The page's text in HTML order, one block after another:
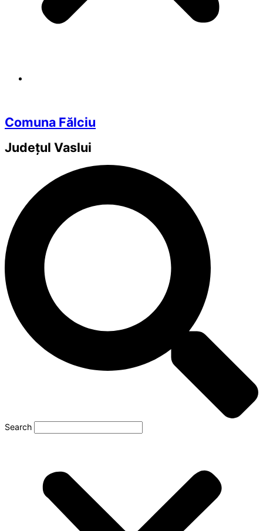
Comuna Fălciu
Județul Vaslui
Search